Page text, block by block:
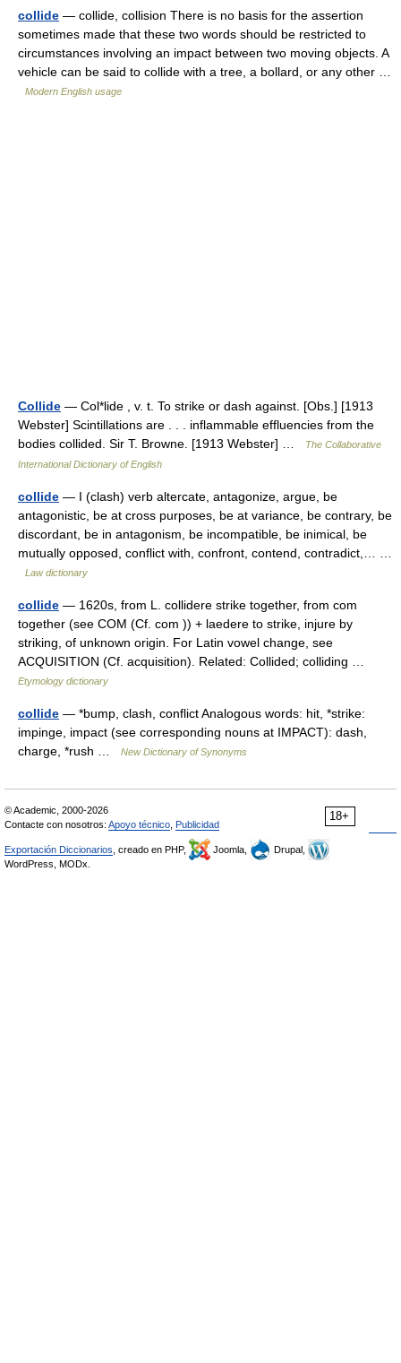
collide — collide, collision There is no basis for the assertion
sometimes made that these two words should be restricted to
circumstances involving an impact between two moving objects. A
vehicle can be said to collide with a tree, a bollard, or any other …
Modern English usage
Collide — Col*lide , v. t. To strike or dash against. [Obs.] [1913
Webster] Scintillations are . . . inflammable effluencies from the
bodies collided. Sir T. Browne. [1913 Webster] …
The Collaborative
International Dictionary of English
collide — I (clash) verb altercate, antagonize, argue, be
antagonistic, be at cross purposes, be at variance, be contrary, be
discordant, be in antagonism, be incompatible, be inimical, be
mutually opposed, conflict with, confront, contend, contradict,… …
Law dictionary
collide — 1620s, from L. collidere strike together, from com
together (see COM (Cf. com )) + laedere to strike, injure by
striking, of unknown origin. For Latin vowel change, see
ACQUISITION (Cf. acquisition). Related: Collided; colliding …
Etymology dictionary
collide — *bump, clash, conflict Analogous words: hit, *strike:
impinge, impact (see corresponding nouns at IMPACT): dash,
charge, *rush …
New Dictionary of Synonyms
18+
© Academic, 2000-2026
Contacte con nosotros: Apoyo técnico Publicidad
Exportación Diccionarios , creado en PHP, Joomla,
Drupal,
WordPress, MODx.